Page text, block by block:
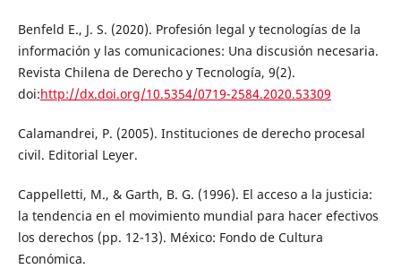
Benfeld E., J. S. (2020). Profesión legal y tecnologías de la
información y las comunicaciones: Una discusión necesaria.
Revista Chilena de Derecho y Tecnología, 9(2).
doi:http://dx.doi.org/10.5354/0719-2584.2020.53309
Calamandrei, P. (2005). Instituciones de derecho procesal
civil. Editorial Leyer.
Cappelletti, M., & Garth, B. G. (1996). El acceso a la justicia:
la tendencia en el movimiento mundial para hacer efectivos
los derechos (pp. 12-13). México: Fondo de Cultura
Económica.